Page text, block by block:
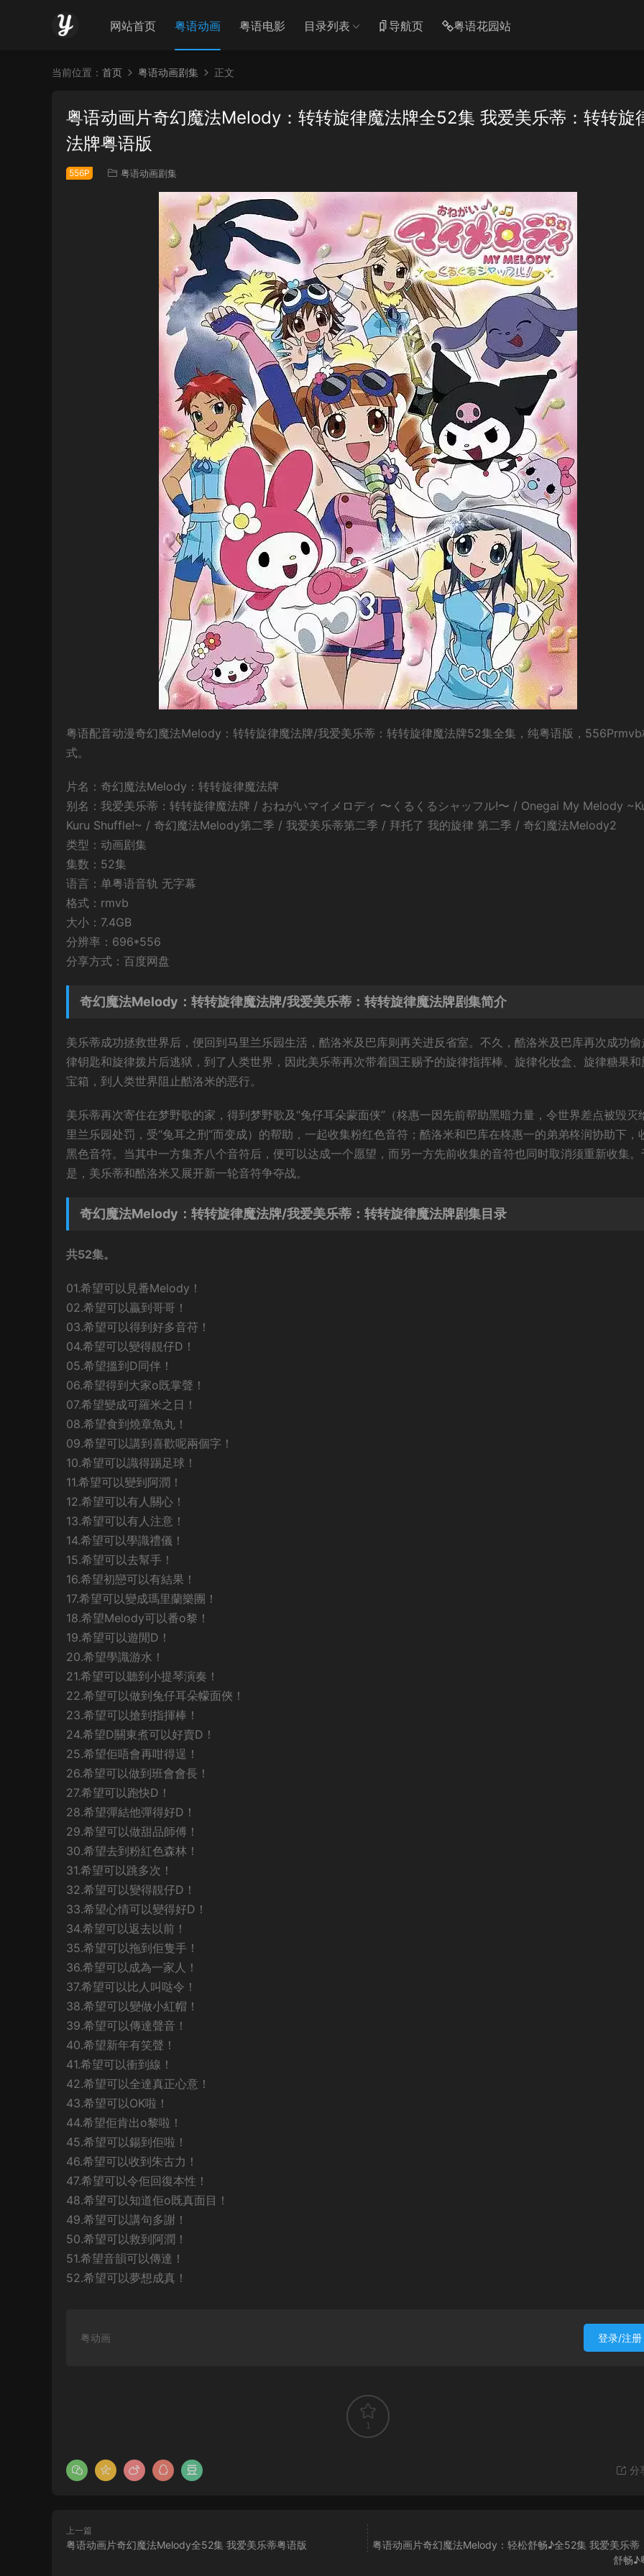
网站首页 粤语动画 粤语电影 目录列表 导航页 粤语花园站
当前位置： 首页 粤语动画剧集 正文
粤语动画片奇幻魔法Melody：转转旋律魔法牌全52集 我爱美乐蒂：转转旋
法牌粤语版
556P 粤语动画剧集
粤语配音动漫奇幻魔法Melody：转转旋律魔法牌/我爱美乐蒂：转转旋律魔法牌52集全集，纯粤语版，556Prmvb
式。
片名：奇幻魔法Melody：转转旋律魔法牌
别名：我爱美乐蒂：转转旋律魔法牌 / おねがいマイメロディ 〜くるくるシャッフル!〜 / Onegai My Melody
Kuru Shuffle!~ / 奇幻魔法Melody第二季 / 我爱美乐蒂第二季 / 拜托了 我的旋律 第二季 / 奇幻魔法Melody2
类型：动画剧集
集数：52集
语言：单粤语音轨 无字幕
格式：rmvb
大小：7.4GB
分辨率：696*556
分享方式：百度网盘
奇幻魔法Melody：转转旋律魔法牌/我爱美乐蒂：转转旋律魔法牌剧集简介
美乐蒂成功拯救世界后，便回到马里兰乐园生活，酷洛米及巴库则再关进反省室。不久，酷洛米及巴库再次成功偷
律钥匙和旋律拨片后逃狱，到了人类世界，因此美乐蒂再次带着国王赐予的旋律指挥棒、旋律化妆盒、旋律糖果和
宝箱，到人类世界阻止酷洛米的恶行。
美乐蒂再次寄住在梦野歌的家，得到梦野歌及“兔仔耳朵蒙面侠”（柊惠一因先前帮助黑暗力量，令世界差点被毁灭
里兰乐园处罚，受“兔耳之刑”而变成）的帮助，一起收集粉红色音符；酷洛米和巴库在柊惠一的弟弟柊润协助下，
黑色音符。当其中一方集齐八个音符后，便可以达成一个愿望，而另一方先前收集的音符也同时取消须重新收集。
是，美乐蒂和酷洛米又展开新一轮音符争夺战。
奇幻魔法Melody：转转旋律魔法牌/我爱美乐蒂：转转旋律魔法牌剧集目录
共52集。
01.希望可以見番Melody！
02.希望可以贏到哥哥！
03.希望可以得到好多音苻！
04.希望可以變得靚仔D！
05.希望搵到D同伴！
06.希望得到大家o既掌聲！
07.希望變成可羅米之日！
08.希望食到燒章魚丸！
09.希望可以講到喜歡呢兩個字！
10.希望可以識得踢足球！
11.希望可以變到阿潤！
12.希望可以有人關心！
13.希望可以有人注意！
14.希望可以學識禮儀！
15.希望可以去幫手！
16.希望初戀可以有結果！
17.希望可以變成瑪里蘭樂團！
18.希望Melody可以番o黎！
19.希望可以遊閒D！
20.希望學識游水！
21.希望可以聽到小提琴演奏！
22.希望可以做到兔仔耳朵幪面俠！
23.希望可以搶到指揮棒！
24.希望D關東煮可以好賣D！
25.希望佢唔會再咁得逞！
26.希望可以做到班會會長！
27.希望可以跑快D！
28.希望彈結他彈得好D！
29.希望可以做甜品師傅！
30.希望去到粉紅色森林！
31.希望可以跳多次！
32.希望可以變得靚仔D！
33.希望心情可以變得好D！
34.希望可以返去以前！
35.希望可以拖到佢隻手！
36.希望可以成為一家人！
37.希望可以比人叫哒令！
38.希望可以變做小紅帽！
39.希望可以傳達聲音！
40.希望新年有笑聲！
41.希望可以衝到線！
42.希望可以全達真正心意！
43.希望可以OK啦！
44.希望佢肯出o黎啦！
45.希望可以鍚到佢啦！
46.希望可以收到朱古力！
47.希望可以令佢回復本性！
48.希望可以知道佢o既真面目！
49.希望可以講句多謝！
50.希望可以救到阿潤！
51.希望音韻可以傳達！
52.希望可以夢想成真！
粤动画 登录/注册
1
分
上一篇
粤语动画片奇幻魔法Melody全52集 我爱美乐蒂粤语版
粤语动画片奇幻魔法Melody：轻松舒畅♪全52集 我爱美乐蒂
舒畅♪